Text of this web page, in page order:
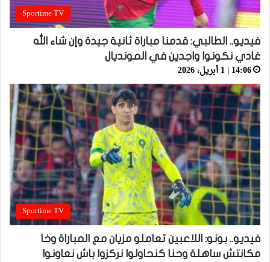
Sportime TV
فيديو.. الطالبي: قدمنا مباراة ثانية جيدة وإن شاء الله
غادي نكونوا واجدين في المونديال
14:06 | 1 أبريل، 2026
Sportime TV
فيديو.. بونو: اللاعبين تعاملو مزيان مع المباراة وخا
مكانتش ساهلة وحنا كنحاولوا نركزوا باش نعاونوا